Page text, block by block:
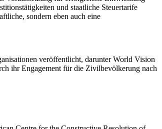
und staatliche Steuertarife
sondern eben auch eine
veröffentlicht, darunter World Vision
ihr Engagement für die Zivilbevölkerung nach